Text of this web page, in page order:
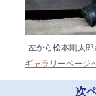
左から松本剛太
ギャラリーページ
次